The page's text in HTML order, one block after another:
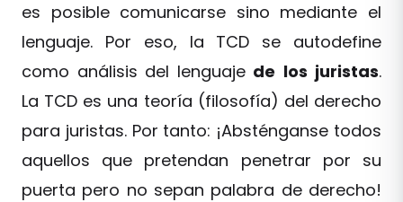
es posible comunicarse sino mediante el
lenguaje. Por eso, la TCD se autodefine
como análisis del lenguaje de los juristas.
La TCD es una teoría (filosofía) del derecho
para juristas. Por tanto: ¡Absténganse todos
aquellos que pretendan penetrar por su
puerta pero no sepan palabra de derecho!